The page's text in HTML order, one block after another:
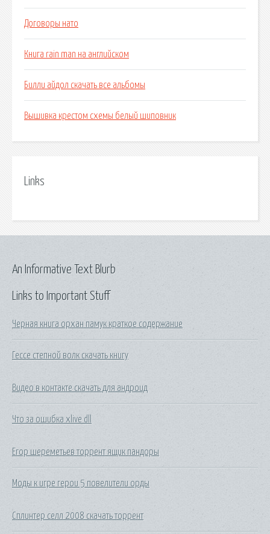
Договоры нато
Книга rain man на английском
Билли айдол скачать все альбомы
Вышивка крестом схемы белый шиповник
Links
Links to Important Stuff
Черная книга орхан памук краткое содержание
Гессе степной волк скачать книгу
Видео в контакте скачать для андроид
Что за ошибка xlive dll
Егор шереметьев торрент ящик пандоры
Моды к игре герои 5 повелители орды
Сплинтер селл 2008 скачать торрент
An Informative Text Blurb